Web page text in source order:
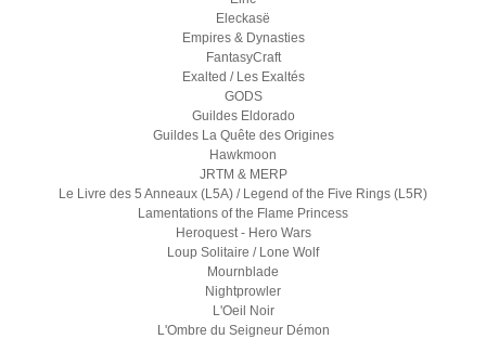
Eleckasë
Empires & Dynasties
FantasyCraft
Exalted / Les Exaltés
GODS
Guildes Eldorado
Guildes La Quête des Origines
Hawkmoon
JRTM & MERP
Le Livre des 5 Anneaux (L5A) / Legend of the Five Rings (L5R)
Lamentations of the Flame Princess
Heroquest - Hero Wars
Loup Solitaire / Lone Wolf
Mournblade
Nightprowler
L'Oeil Noir
L'Ombre du Seigneur Démon